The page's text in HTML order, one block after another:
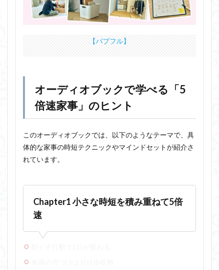
【パブフル】
オーディオブックで学べる「5
倍速家事」のヒント
このオーディオブックでは、以下のようなテーマで、具
体的な家事の時短テクニックやマインドセットが紹介さ
れています。
Chapter1 小さな時短を積み重ねて5倍
速